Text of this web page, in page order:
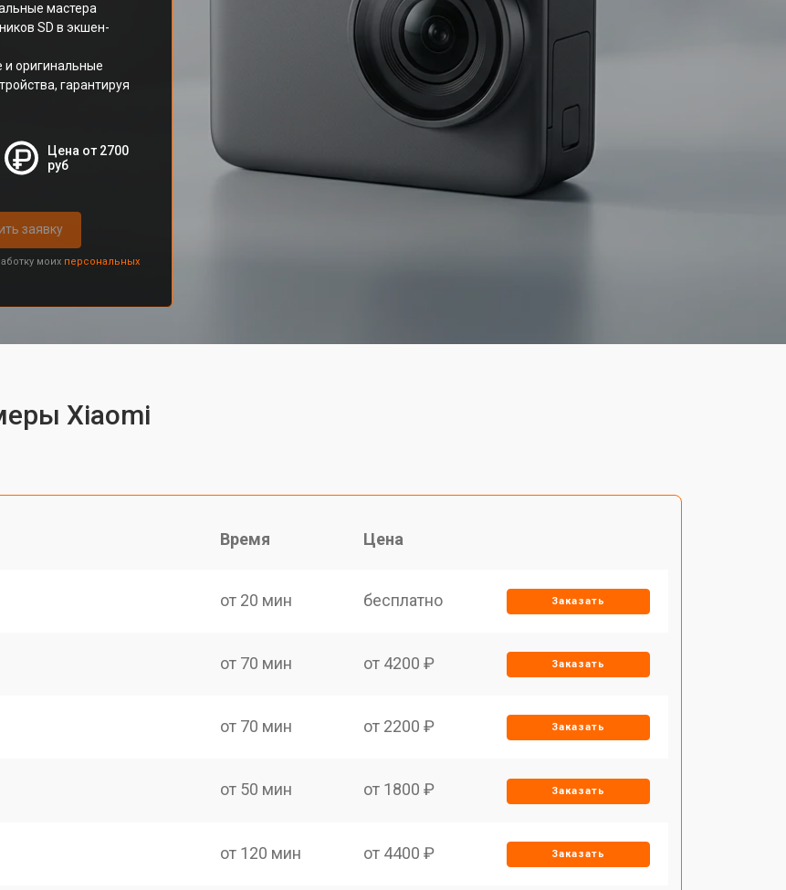
мастера
SD в экшен-
и оригинальные
гарантируя
Цена от 2700
руб
заявку
моих персональных
Xiaomi
Время Цена
от 20 мин бесплатно Заказать
от 70 мин от 4200 ₽ Заказать
от 70 мин от 2200 ₽ Заказать
от 50 мин от 1800 ₽ Заказать
от 120 мин от 4400 ₽ Заказать